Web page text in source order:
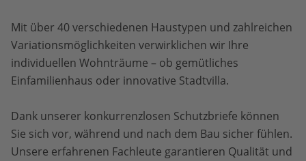
Mit über 40 verschiedenen Haustypen und zahlreichen
Variationsmöglichkeiten verwirklichen wir Ihre
individuellen Wohnträume – ob gemütliches
Einfamilienhaus oder innovative Stadtvilla.
Dank unserer konkurrenzlosen Schutzbriefe können
Sie sich vor, während und nach dem Bau sicher fühlen.
Unsere erfahrenen Fachleute garantieren Qualität und